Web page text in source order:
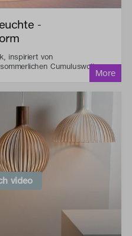
-
inspiriert von
Cumuluswolken.
video